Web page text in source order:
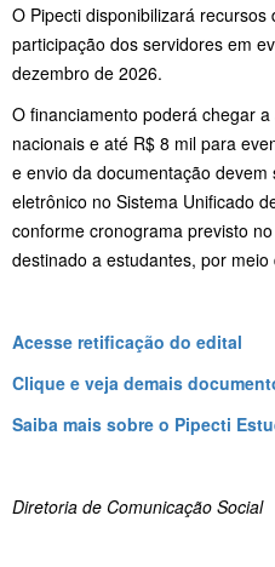
O Pipecti disponibilizará
participação dos servidores em
dezembro de 2026.
O financiamento poderá chegar
nacionais e até R$ 8 mil para
e envio da documentação
eletrônico no Sistema Unificado
conforme cronograma previsto
destinado a estudantes, por
Acesse retificação do edital
Clique e veja demais
Saiba mais sobre o Pipecti
Diretoria de Comunicação Social